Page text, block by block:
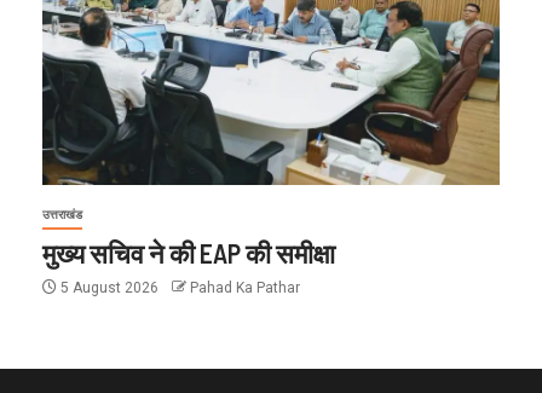
उत्तराखंड
मुख्य सचिव ने की EAP की समीक्षा
5 August 2026 Pahad Ka Pathar